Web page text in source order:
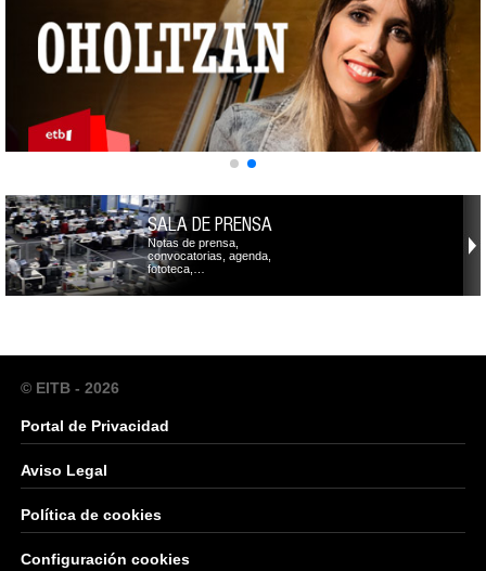
SALA DE PRENSA
Notas de prensa,
convocatorias, agenda,
fototeca,…
© EITB - 2026
Portal de Privacidad
Aviso Legal
Política de cookies
Configuración cookies